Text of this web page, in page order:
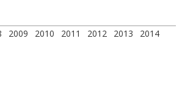
2009 2010 2011 2012 2013
2014